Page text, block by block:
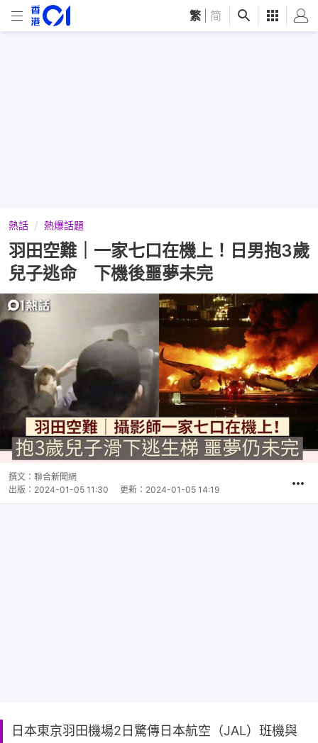
繁 简
熱話 熱爆話題
羽田空難｜一家七口在機上！日男抱3歲
兒子逃命 下機後噩夢未完
撰文： 聯合新聞網
出版： 2024-01-05 11:30 更新： 2024-01-05 14:19
日本東京羽田機場2日驚傳日本航空（JAL）班機與